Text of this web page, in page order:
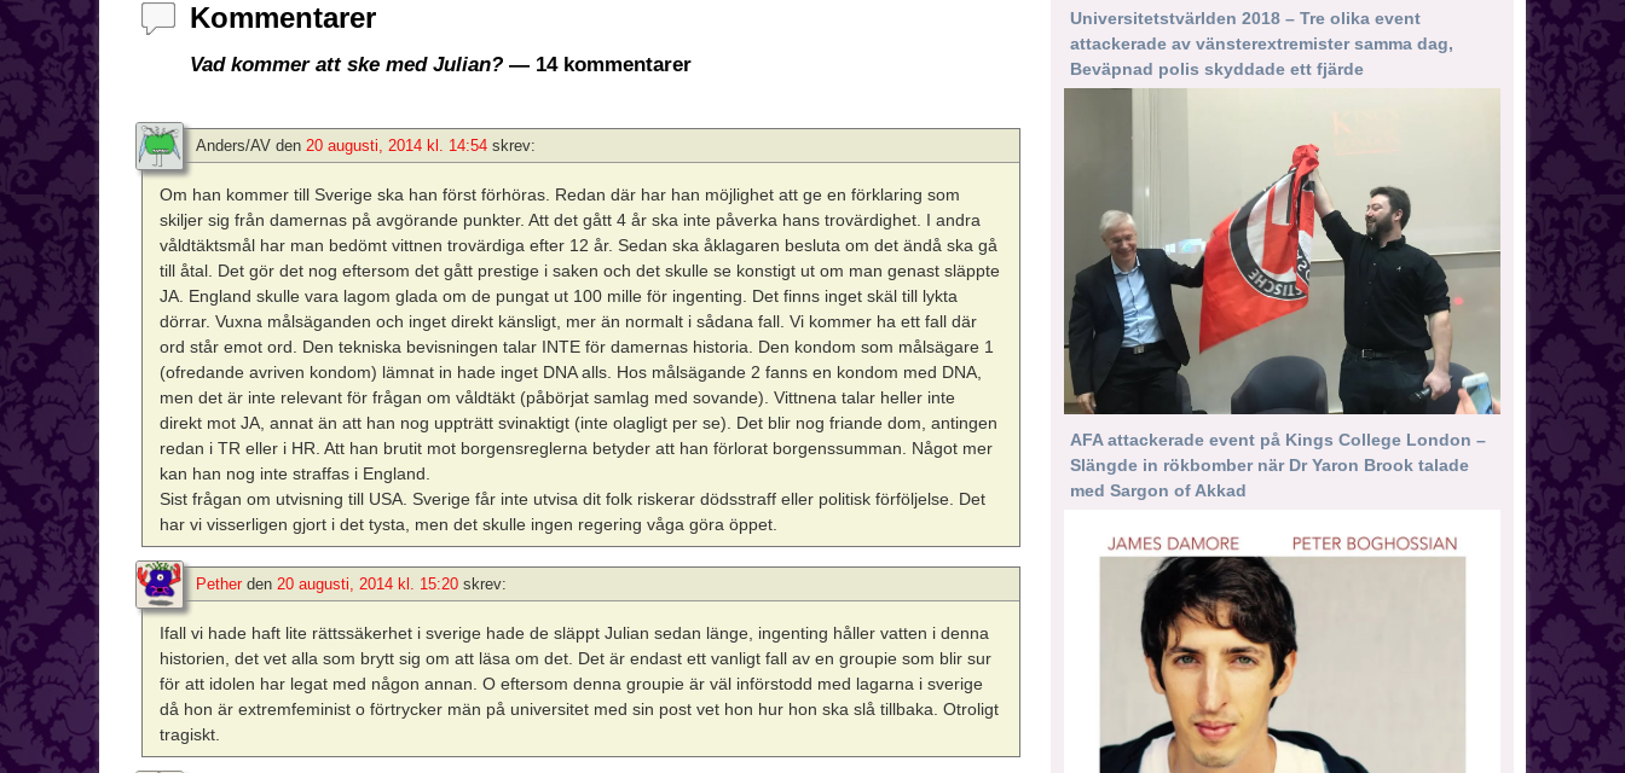
Kommentarer
Vad kommer att ske med Julian? — 14 kommentarer
Anders/AV den 20 augusti, 2014 kl. 14:54 skrev:
Om han kommer till Sverige ska han först förhöras. Redan där har han möjlighet att ge en förklaring som
skiljer sig från damernas på avgörande punkter. Att det gått 4 år ska inte påverka hans trovärdighet. I andra
våldtäktsmål har man bedömt vittnen trovärdiga efter 12 år. Sedan ska åklagaren besluta om det ändå ska gå
till åtal. Det gör det nog eftersom det gått prestige i saken och det skulle se konstigt ut om man genast släppte
JA. England skulle vara lagom glada om de pungat ut 100 mille för ingenting. Det finns inget skäl till lykta
dörrar. Vuxna målsäganden och inget direkt känsligt, mer än normalt i sådana fall. Vi kommer ha ett fall där
ord står emot ord. Den tekniska bevisningen talar INTE för damernas historia. Den kondom som målsägare 1
(ofredande avriven kondom) lämnat in hade inget DNA alls. Hos målsägande 2 fanns en kondom med DNA,
men det är inte relevant för frågan om våldtäkt (påbörjat samlag med sovande). Vittnena talar heller inte
direkt mot JA, annat än att han nog uppträtt svinaktigt (inte olagligt per se). Det blir nog friande dom, antingen
redan i TR eller i HR. Att han brutit mot borgensreglerna betyder att han förlorat borgenssumman. Något mer
kan han nog inte straffas i England.
Sist frågan om utvisning till USA. Sverige får inte utvisa dit folk riskerar dödsstraff eller politisk förföljelse. Det
har vi visserligen gjort i det tysta, men det skulle ingen regering våga göra öppet.
Pether den 20 augusti, 2014 kl. 15:20 skrev:
Ifall vi hade haft lite rättssäkerhet i sverige hade de släppt Julian sedan länge, ingenting håller vatten i denna
historien, det vet alla som brytt sig om att läsa om det. Det är endast ett vanligt fall av en groupie som blir sur
för att idolen har legat med någon annan. O eftersom denna groupie är väl införstodd med lagarna i sverige
då hon är extremfeminist o förtrycker män på universitet med sin post vet hon hur hon ska slå tillbaka. Otroligt
tragiskt.
Universitetstvärlden 2018 – Tre olika event
attackerade av vänsterextremister samma dag,
Beväpnad polis skyddade ett fjärde
AFA attackerade event på Kings College London –
Slängde in rökbomber när Dr Yaron Brook talade
med Sargon of Akkad